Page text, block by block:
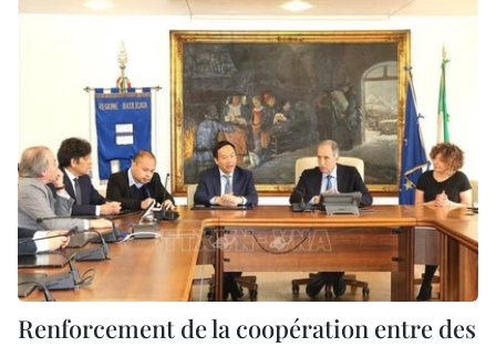
Renforcement de la coopération entre des